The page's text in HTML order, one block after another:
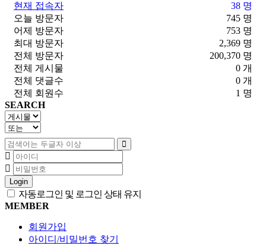
38 명
현재 접속자
745 명
오늘 방문자
753 명
어제 방문자
2,369 명
최대 방문자
200,370 명
전체 방문자
0 개
전체 게시물
0 개
전체 댓글수
1 명
전체 회원수
SEARCH
Login
자동로그인 및 로그인 상태 유지
MEMBER
회원가입
아이디/비밀번호 찾기